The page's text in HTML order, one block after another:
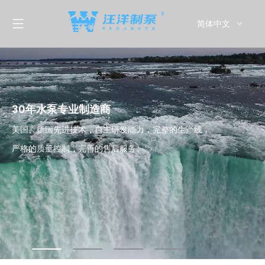
简体中文
30年水泵专业制造商
美国、德国先进技术，自主研发能力，完整的生产线，
严格的质量控制，完善的售后服务。